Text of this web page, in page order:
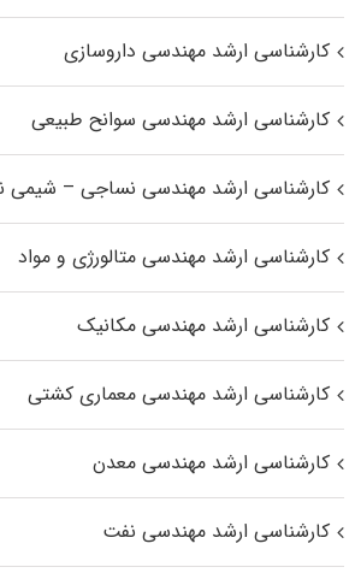
کارشناسی ارشد مهندسی داروسازی
کارشناسی ارشد مهندسی سوانح طبیعی
کارشناسی ارشد مهندسی نساجی – شیمی
کارشناسی ارشد مهندسی متالورژی و مواد
کارشناسی ارشد مهندسی مکانیک
کارشناسی ارشد مهندسی معماری کشتی
کارشناسی ارشد مهندسی معدن
کارشناسی ارشد مهندسی نفت